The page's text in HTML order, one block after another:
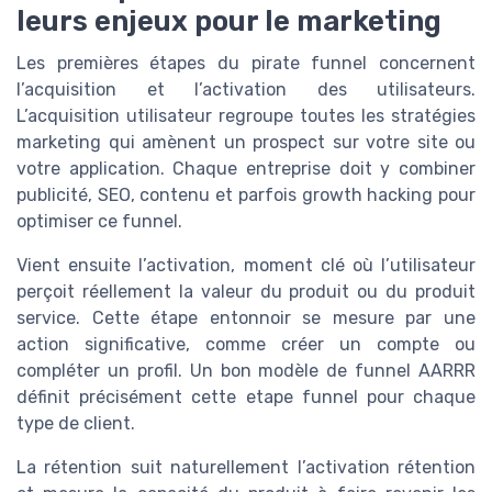
leurs enjeux pour le marketing
Les premières étapes du pirate funnel concernent
l’acquisition et l’activation des utilisateurs.
L’acquisition utilisateur regroupe toutes les stratégies
marketing qui amènent un prospect sur votre site ou
votre application. Chaque entreprise doit y combiner
publicité, SEO, contenu et parfois growth hacking pour
optimiser ce funnel.
Vient ensuite l’activation, moment clé où l’utilisateur
perçoit réellement la valeur du produit ou du produit
service. Cette étape entonnoir se mesure par une
action significative, comme créer un compte ou
compléter un profil. Un bon modèle de funnel AARRR
définit précisément cette etape funnel pour chaque
type de client.
La rétention suit naturellement l’activation rétention